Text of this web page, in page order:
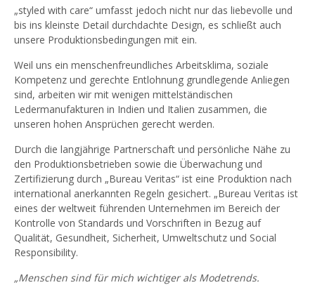
„styled with care“ umfasst jedoch nicht nur das liebevolle und
bis ins kleinste Detail durchdachte Design, es schließt auch
unsere Produktionsbedingungen mit ein.
Weil uns ein menschenfreundliches Arbeitsklima, soziale
Kompetenz und gerechte Entlohnung grundlegende Anliegen
sind, arbeiten wir mit wenigen mittelständischen
Ledermanufakturen in Indien und Italien zusammen, die
unseren hohen Ansprüchen gerecht werden.
Durch die langjährige Partnerschaft und persönliche Nähe zu
den Produktionsbetrieben sowie die Überwachung und
Zertifizierung durch „Bureau Veritas“ ist eine Produktion nach
international anerkannten Regeln gesichert. „Bureau Veritas ist
eines der weltweit führenden Unternehmen im Bereich der
Kontrolle von Standards und Vorschriften in Bezug auf
Qualität, Gesundheit, Sicherheit, Umweltschutz und Social
Responsibility.
„Menschen sind für mich wichtiger als Modetrends.